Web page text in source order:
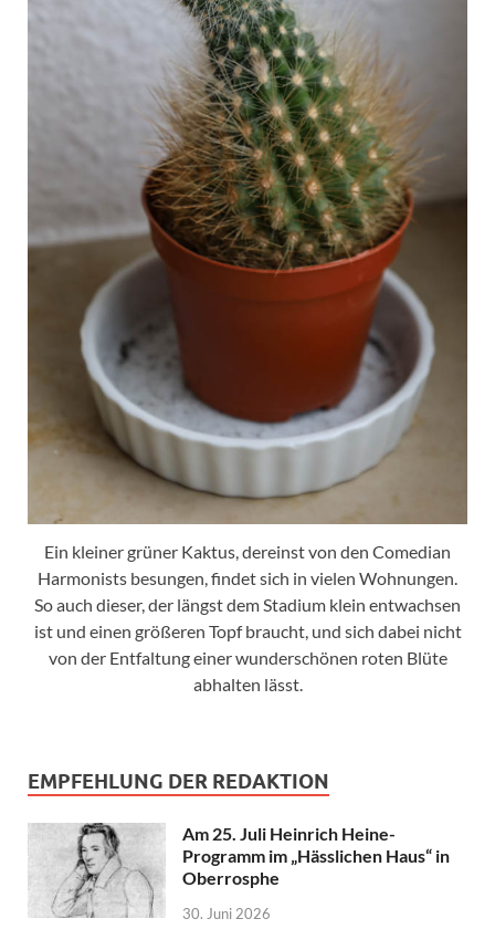
Ein kleiner grüner Kaktus, dereinst von den Comedian
Harmonists besungen, findet sich in vielen Wohnungen.
So auch dieser, der längst dem Stadium klein entwachsen
ist und einen größeren Topf braucht, und sich dabei nicht
von der Entfaltung einer wunderschönen roten Blüte
abhalten lässt.
EMPFEHLUNG DER REDAKTION
Am 25. Juli Heinrich Heine-
Programm im „Hässlichen Haus“ in
Oberrosphe
30. Juni 2026